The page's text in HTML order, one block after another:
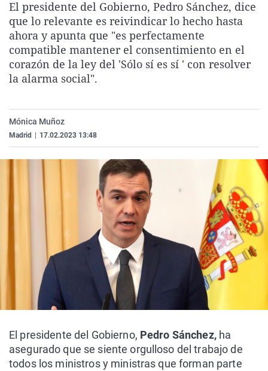
La rosa de los vientos
Gente viajera
Como el perro y el
Caso
Retornados
Equipo de
Extremadura
Galicia
La Rioja
Virales
Televisión
Elecciones
El presidente del Gobierno, Pedro Sánchez, dice
que lo relevante es reivindicar lo hecho hasta
ahora y apunta que "es perfectamente
compatible mantener el consentimiento en el
corazón de la ley del 'Sólo sí es sí ' con resolver
la alarma social".
Mónica Muñoz
Madrid 17.02.2023 13:48
El presidente del Gobierno, Pedro Sánchez,ha
asegurado que se siente orgulloso del trabajo de
todos los ministros y ministras que forman parte